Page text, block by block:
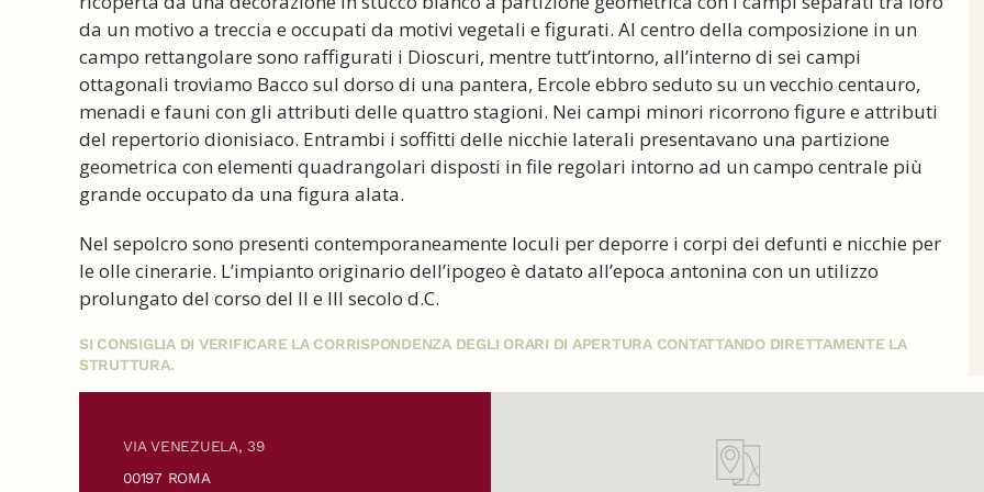
da un motivo a treccia e occupati da motivi vegetali e figurati. Al centro della composizione in un
campo rettangolare sono raffigurati i Dioscuri, mentre tutt’intorno, all’interno di sei campi
ottagonali troviamo Bacco sul dorso di una pantera, Ercole ebbro seduto su un vecchio centauro,
menadi e fauni con gli attributi delle quattro stagioni. Nei campi minori ricorrono figure e attributi
del repertorio dionisiaco. Entrambi i soffitti delle nicchie laterali presentavano una partizione
geometrica con elementi quadrangolari disposti in file regolari intorno ad un campo centrale più
grande occupato da una figura alata.
Nel sepolcro sono presenti contemporaneamente loculi per deporre i corpi dei defunti e nicchie per
le olle cinerarie. L’impianto originario dell’ipogeo è datato all’epoca antonina con un utilizzo
prolungato del corso del II e III secolo d.C.
SI CONSIGLIA DI VERIFICARE LA CORRISPONDENZA DEGLI ORARI DI APERTURA CONTATTANDO DIRETTAMENTE LA
STRUTTURA.
VIA VENEZUELA, 39
00197 ROMA